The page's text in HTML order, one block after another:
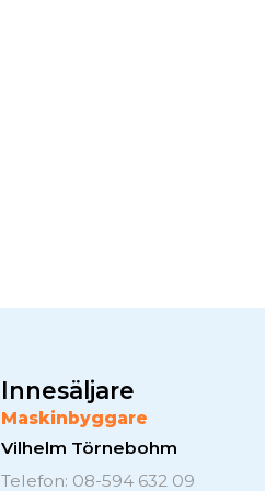
Innesäljare
Maskinbyggare
Vilhelm Törnebohm
Telefon: 08-594 632 09